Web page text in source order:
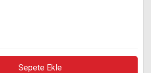
Sepete Ekle